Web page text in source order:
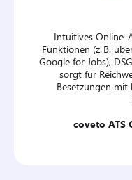
Intuitives Online-
Funktionen (z. B.
Google for Jobs),
sorgt für
Besetzungen mit
coveto ATS